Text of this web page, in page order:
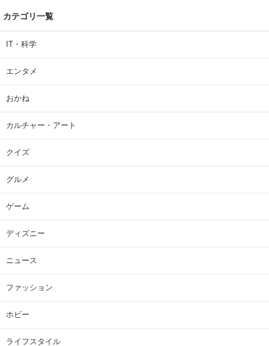
カテゴリ一覧
IT・科学
エンタメ
おかね
カルチャー・アート
クイズ
グルメ
ゲーム
ディズニー
ニュース
ファッション
ホビー
ライフスタイル